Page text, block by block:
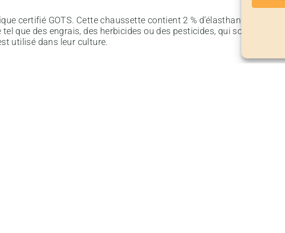
certifié GOTS. Cette chaussette contient 2 % d’élasthanne pour
que des engrais, des herbicides ou des pesticides, qui sont très
utilisé dans leur culture.